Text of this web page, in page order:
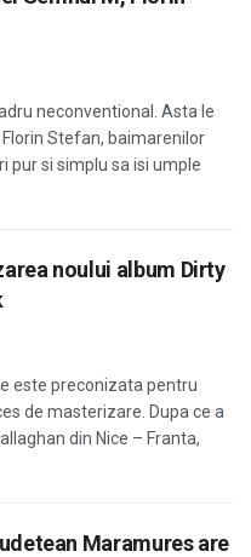
neconventional. Asta le
Stefan, baimarenilor
pur si simplu sa isi umple
noului album Dirty
este preconizata pentru
de masterizare. Dupa ce a
din Nice – Franta,
Maramures are